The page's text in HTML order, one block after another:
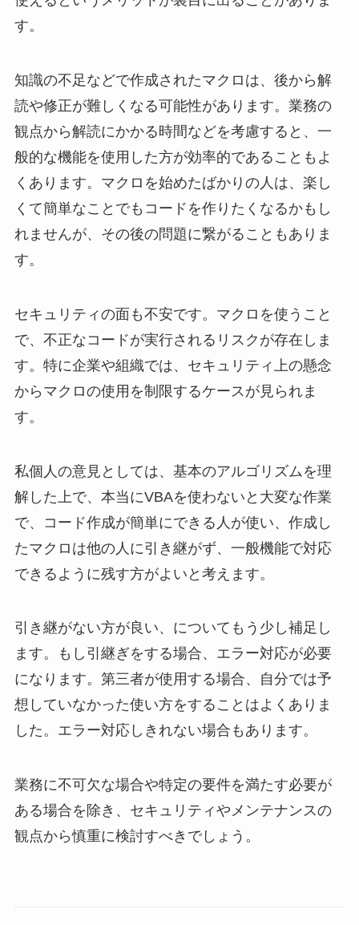
す。
知識の不足などで作成されたマクロは、後から解
読や修正が難しくなる可能性があります。業務の
観点から解読にかかる時間などを考慮すると、一
般的な機能を使用した方が効率的であることもよ
くあります。マクロを始めたばかりの人は、楽し
くて簡単なことでもコードを作りたくなるかもし
れませんが、その後の問題に繋がることもありま
す。
セキュリティの面も不安です。マクロを使うこと
で、不正なコードが実行されるリスクが存在しま
す。特に企業や組織では、セキュリティ上の懸念
からマクロの使用を制限するケースが見られま
す。
私個人の意見としては、基本のアルゴリズムを理
解した上で、本当にVBAを使わないと大変な作業
で、コード作成が簡単にできる人が使い、作成し
たマクロは他の人に引き継がず、一般機能で対応
できるように残す方がよいと考えます。
引き継がない方が良い、についてもう少し補足し
ます。もし引継ぎをする場合、エラー対応が必要
になります。第三者が使用する場合、自分では予
想していなかった使い方をすることはよくありま
した。エラー対応しきれない場合もあります。
業務に不可欠な場合や特定の要件を満たす必要が
ある場合を除き、セキュリティやメンテナンスの
観点から慎重に検討すべきでしょう。